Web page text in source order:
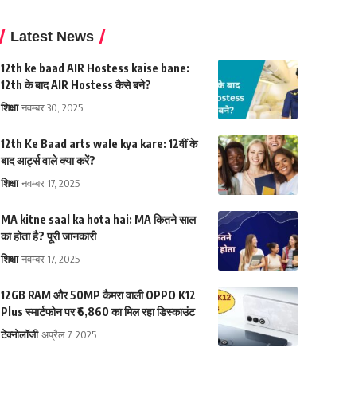
Latest News
12th ke baad AIR Hostess kaise bane:
12th के बाद AIR Hostess कैसे बने?
शिक्षा नवम्बर 30, 2025
12th Ke Baad arts wale kya kare: 12वीं के
बाद आर्ट्स वाले क्या करें?
शिक्षा नवम्बर 17, 2025
MA kitne saal ka hota hai: MA कितने साल
का होता है? पूरी जानकारी
शिक्षा नवम्बर 17, 2025
12GB RAM और 50MP कैमरा वाली OPPO K12
Plus स्मार्टफोन पर ₹6,860 का मिल रहा डिस्काउंट
टेक्नोलॉजी अप्रैल 7, 2025